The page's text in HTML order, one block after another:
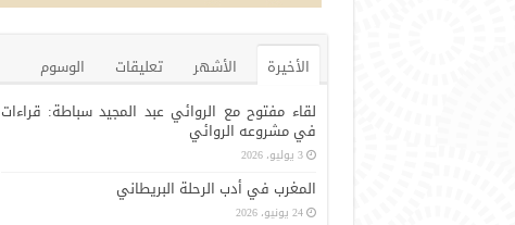
الأخيرة الأشهر تعليقات
الوسوم
لقاء مفتوح مع الروائي عبد المجيد سباطة: قراءات
في مشروعه الروائي
3 يوليو، 2026
المغرب في أدب الرحلة البريطاني
24 يونيو، 2026